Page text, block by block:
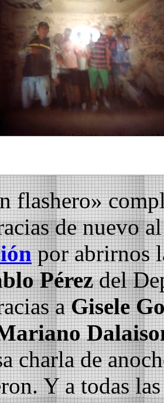
flashero»
de nuevo
por abrirnos
Pérezdel
aGisele
charla de
Y a todas